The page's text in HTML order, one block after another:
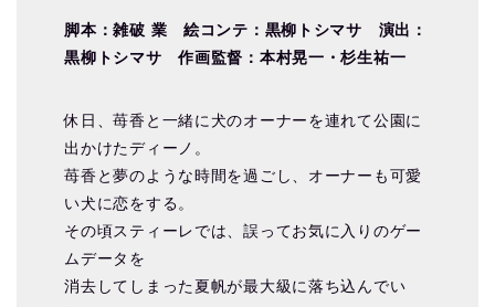
脚本：雑破 業 絵コンテ：黒柳トシマサ 演出：
黒柳トシマサ 作画監督：本村晃一・杉生祐一
休日、苺香と一緒に犬のオーナーを連れて公園に
出かけたディーノ。
苺香と夢のような時間を過ごし、オーナーも可愛
い犬に恋をする。
その頃スティーレでは、誤ってお気に入りのゲー
ムデータを
消去してしまった夏帆が最大級に落ち込んでい